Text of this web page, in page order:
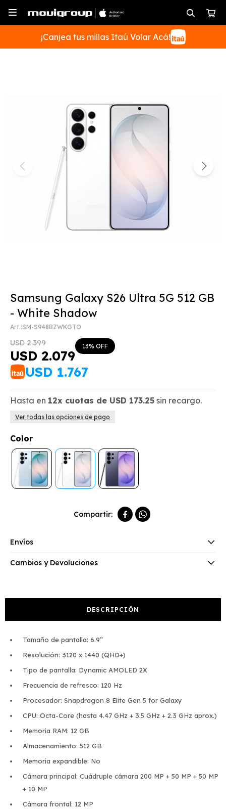

¡Canjea tus millas Itaú Volar Acá!
Samsung Galaxy S26 Ultra 5G 512 GB
- White Shadow
SM-S948BZWKGTO
USD 2.079
USD 2.399 13
USD 1.767
Hasta en 12x cuotas de USD 173.25 sin recargo.
Ver todas las opciones de pago
Color
 
Envíos
Cambios y Devoluciones
DESCRIPCIÓN
Tamaño de pantalla: 6.9”
Resolución: 3120 x 1440 (QHD+)
Tipo de pantalla: Dynamic AMOLED 2X
Frecuencia de refresco: 120 Hz
Procesador: Snapdragon 8 Elite Gen 5 for Galaxy
CPU: Octa-Core (hasta 4.47 GHz + 3.5 GHz + 2.3 GHz aprox.)
Memoria RAM: 12 GB
Almacenamiento: 512 GB
Memoria expandible: No
Cámara principal: Cuádruple cámara 200 MP + 50 MP + 50 MP
+ 10 MP
Cámara frontal: 12 MP
SUSCRIBIRME